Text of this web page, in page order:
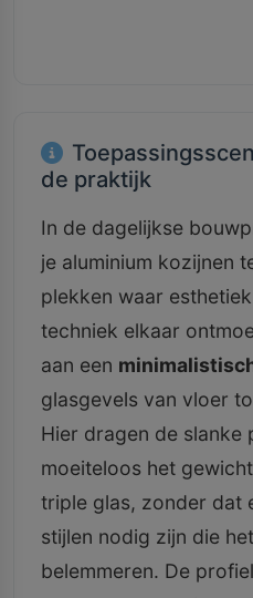
de praktijk
In de dagelijkse
je aluminium kozijnen
plekken waar
techniek elkaar
aan een
glasgevels van vloer
Hier dragen de slanke
moeiteloos het
triple glas, zonder dat
stijlen nodig zijn die
belemmeren. De